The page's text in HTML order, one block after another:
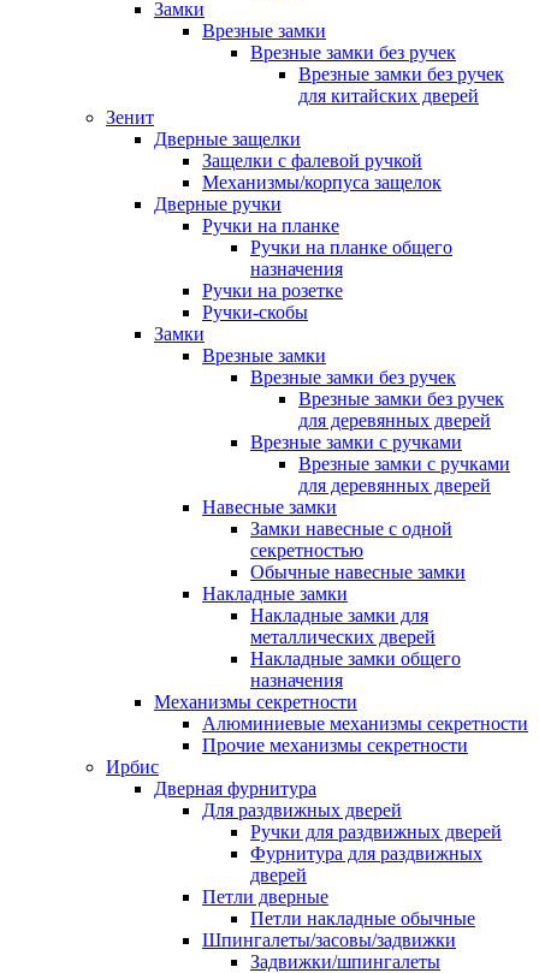
Замки
Врезные замки
Врезные замки без ручек
Врезные замки без ручек
для китайских дверей
Зенит
Дверные защелки
Защелки с фалевой ручкой
Механизмы/корпуса защелок
Дверные ручки
Ручки на планке
Ручки на планке общего
назначения
Ручки на розетке
Ручки-скобы
Замки
Врезные замки
Врезные замки без ручек
Врезные замки без ручек
для деревянных дверей
Врезные замки с ручками
Врезные замки с ручками
для деревянных дверей
Навесные замки
Замки навесные с одной
секретностью
Обычные навесные замки
Накладные замки
Накладные замки для
металлических дверей
Накладные замки общего
назначения
Механизмы секретности
Алюминиевые механизмы секретности
Прочие механизмы секретности
Ирбис
Дверная фурнитура
Для раздвижных дверей
Ручки для раздвижных дверей
Фурнитура для раздвижных
дверей
Петли дверные
Петли накладные обычные
Шпингалеты/засовы/задвижки
Задвижки/шпингалеты